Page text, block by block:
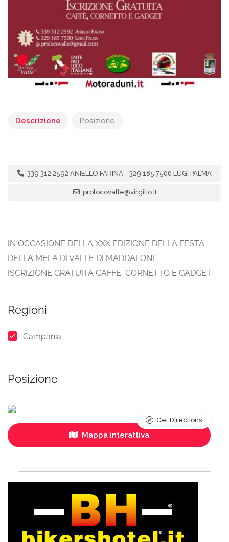
Descrizione Posizione
339 312 2592 ANIELLO FARINA - 329 185 7500 LUGI PALMA
prolocovalle@virgilio.it
IN OCCASIONE DELLA XXX EDIZIONE DELLA FESTA
DELLA MELA DI VALLE DI MADDALONI
ISCRIZIONE GRATUITA CAFFE, CORNETTO E GADGET
Regioni
Campania
Posizione
Mappa interattiva
Get Directions